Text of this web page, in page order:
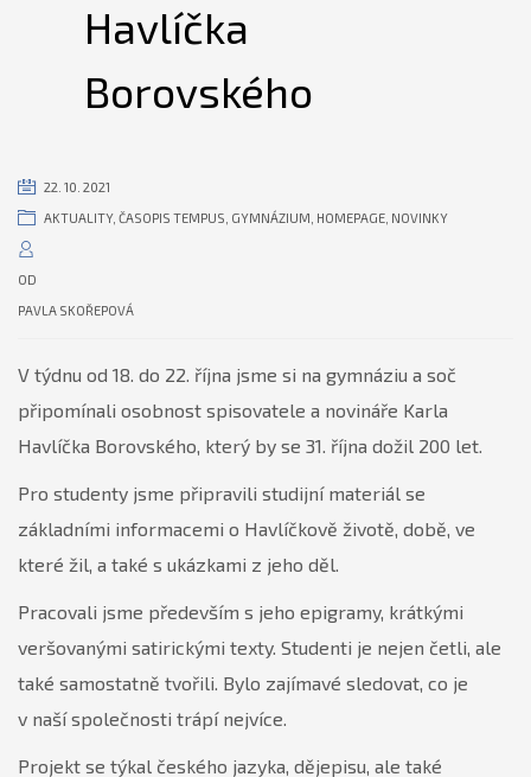
Havlíčka
Borovského
22. 10. 2021
AKTUALITY, ČASOPIS TEMPUS GYMNÁZIUM HOMEPAGE NOVINKY
OD
PAVLA SKOŘEPOVÁ
V týdnu od 18. do 22. října jsme si na gymnáziu a soč
připomínali osobnost spisovatele a novináře Karla
Havlíčka Borovského, který by se 31. října dožil 200 let.
Pro studenty jsme připravili studijní materiál se
základními informacemi o Havlíčkově životě, době, ve
které žil, a také s ukázkami z jeho děl.
Pracovali jsme především s jeho epigramy, krátkými
veršovanými satirickými texty. Studenti je nejen četli, ale
také samostatně tvořili. Bylo zajímavé sledovat, co je
v naší společnosti trápí nejvíce.
Projekt se týkal českého jazyka, dějepisu, ale také